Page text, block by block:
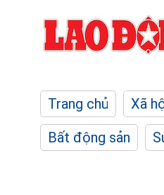
Trang chủ Xã
Bất động sản